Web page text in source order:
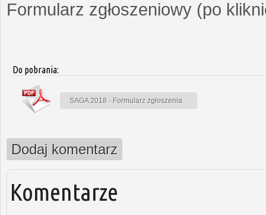
Formularz zgłoszeniowy (po
Do pobrania:
SAGA 2018 - Formularz zgłoszenia
Dodaj komentarz
Komentarze